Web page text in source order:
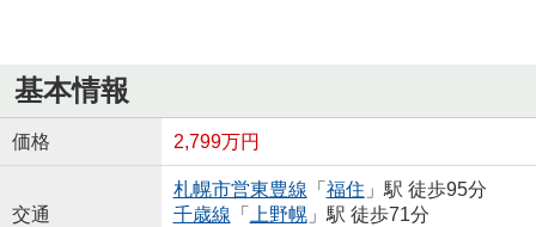
基本情報
価格 2,799万円
交通
札幌市営東豊線 「 福住 」駅 徒歩95分
千歳線 「 上野幌」駅 徒歩71分